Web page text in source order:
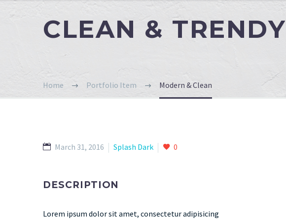
CLEAN & TRENDY
Home Portfolio Item Modern & Clean
March 31, 2016 Splash Dark 0
DESCRIPTION
Lorem ipsum dolor sit amet, consectetur adipisicing